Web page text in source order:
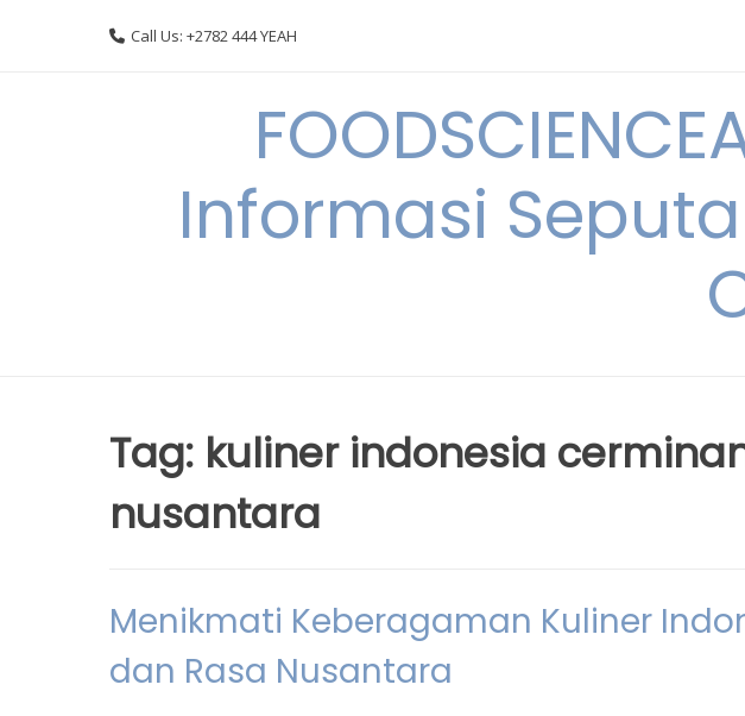
Call Us: +2782 444 YEAH
Informasi
Tag: kuliner indonesia
nusantara
Menikmati Keberagaman Kuliner
dan Rasa Nusantara